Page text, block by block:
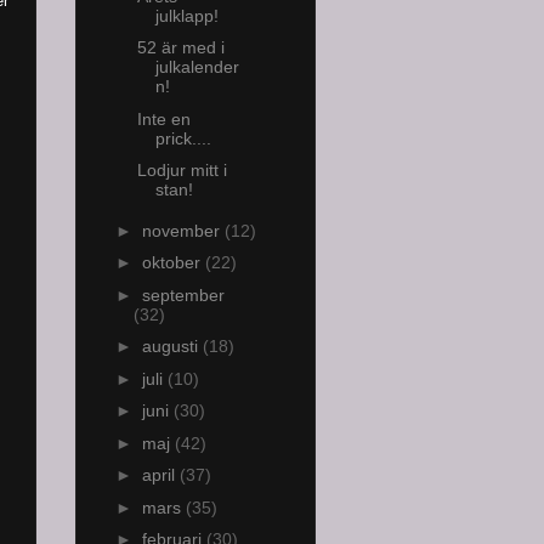
julklapp!
52 är med i
julkalender
n!
Inte en
prick....
Lodjur mitt i
stan!
► november (12)
► oktober (22)
► september
(32)
► augusti (18)
► juli (10)
► juni (30)
► maj (42)
► april (37)
► mars (35)
► februari (30)